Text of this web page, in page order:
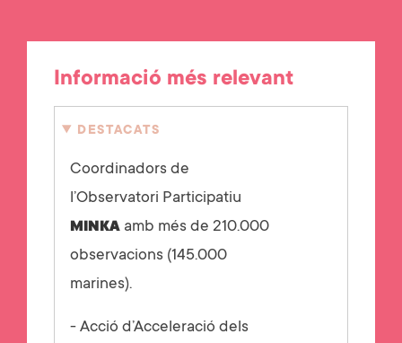
Informació més relevant
DESTACATS
Coordinadors de
l’Observatori Participatiu
MINKA amb més de 210.000
observacions (145.000
marines).
- Acció d’Acceleració dels